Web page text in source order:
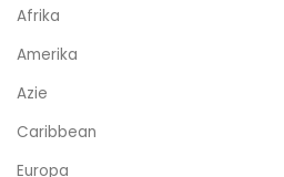
Afrika
Amerika
Azie
Caribbean
Europa